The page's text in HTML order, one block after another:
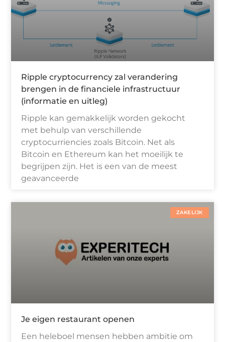
Ripple cryptocurrency zal verandering
brengen in de financiele infrastructuur
(informatie en uitleg)
Ripple kan gemakkelijk worden gekocht
met behulp van verschillende
cryptocurriencies zoals Bitcoin. Net als
Bitcoin en Ethereum kan het moeilijk te
begrijpen zijn. Het is een van de meest
geavanceerde
ZAKELIJK
Je eigen restaurant openen
Een heleboel mensen hebben ambitie om